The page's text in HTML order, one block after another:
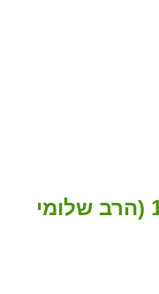
דף עבודה- פטור מדיני אדם וחייב מדיני שמיים 1 (הרב שלומי